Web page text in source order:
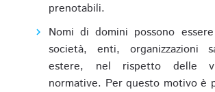
prenotabili.
Nomi di domini possono
società, enti, organizzazioni
estere, nel rispetto delle
normative. Per questo motivo è